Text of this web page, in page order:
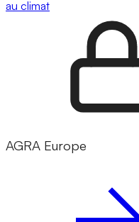
au climat
AGRA Europe